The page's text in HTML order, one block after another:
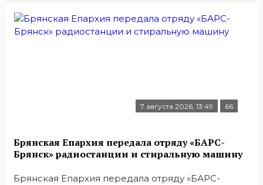
7 августа 2026, 13:49 66
Брянская Епархия передала отряду «БАРС-
Брянск» радиостанции и стиральную машину
Брянская Епархия передала отряду «БАРС-